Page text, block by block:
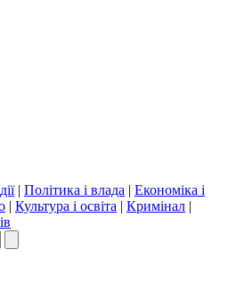
| Політика і влада | Економіка і
| Культура і освіта | Кримінал |